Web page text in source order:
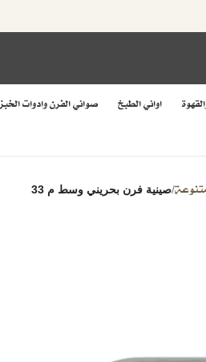
اواني الطبخ صواني الفرن وادوات الخبز
/صينية فرن بحريني وسط م 33